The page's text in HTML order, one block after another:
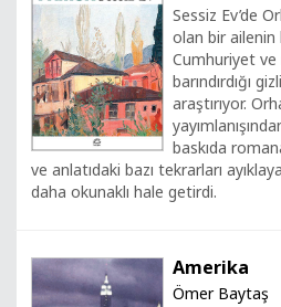
Sessiz Ev’de
olan bir ailenin
Cumhuriyet
barındırdığı
araştırıyor.
baskıda
ve anlatıdaki bazı tekrarları
daha okunaklı hale getirdi.
Amerika
Ömer Baytaş